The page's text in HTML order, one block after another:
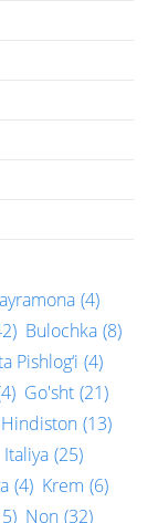
(4)
Bulochka (8)
Pishlog‘i (4)
Go'sht (21)
Hindiston (13)
Italiya (25)
(4) Krem (6)
Non (32)